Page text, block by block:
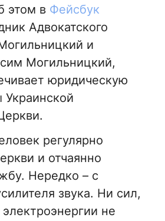
этом в Фейсбук
Адвокатского
и
Могильницкий,
юридическую
регулярно
и отчаянно
Нередко – с
звука. Ни сил,
не